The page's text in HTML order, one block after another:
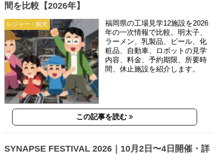
レジャー・観光
間を比較【2026年】
福岡県の工場見学12施設を2026
年の一次情報で比較。明太子、
ラーメン、乳製品、ビール、化
粧品、自動車、ロボットの見学
内容、料金、予約期限、所要時
間、休止施設を紹介します。
この記事を読む
SYNAPSE FESTIVAL 2026｜10月2日〜4日開催・詳